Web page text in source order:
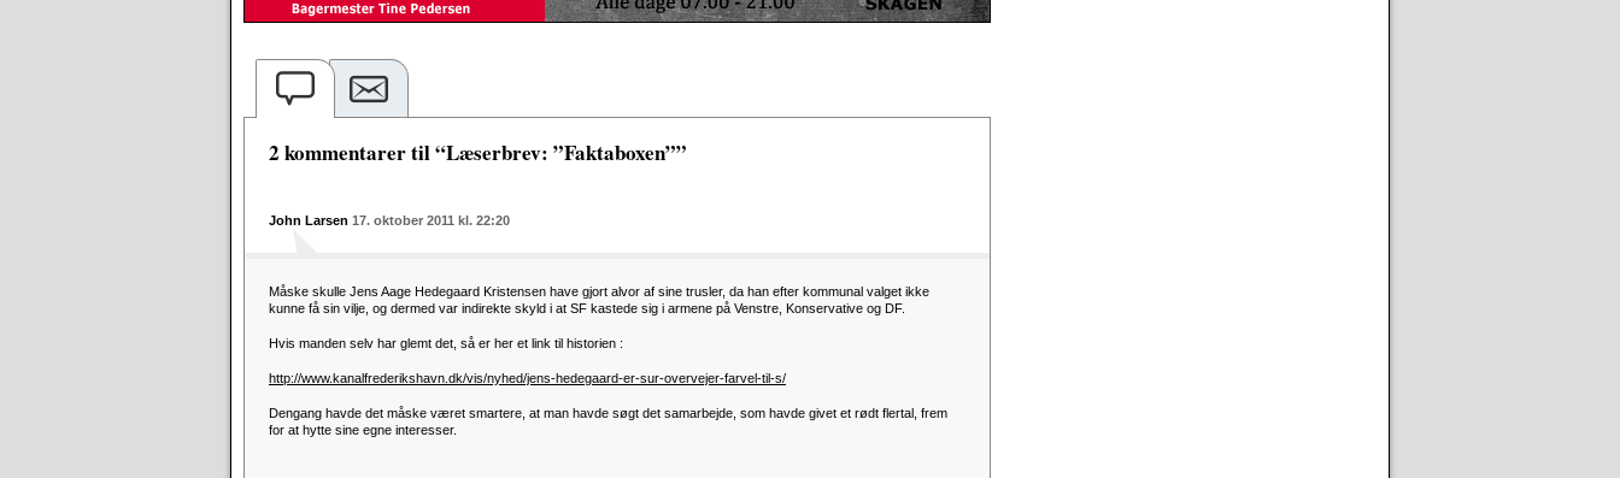
2 kommentarer til “Læserbrev: ”Faktaboxen””
John Larsen 17. oktober 2011 kl. 22:20
Måske skulle Jens Aage Hedegaard Kristensen have gjort alvor af sine trusler, da han efter kommunal valget ikke
kunne få sin vilje, og dermed var indirekte skyld i at SF kastede sig i armene på Venstre, Konservative og DF.
Hvis manden selv har glemt det, så er her et link til historien :
http://www.kanalfrederikshavn.dk/vis/nyhed/jens-hedegaard-er-sur-overvejer-farvel-til-s/
Dengang havde det måske været smartere, at man havde søgt det samarbejde, som havde givet et rødt flertal, frem
for at hytte sine egne interesser.